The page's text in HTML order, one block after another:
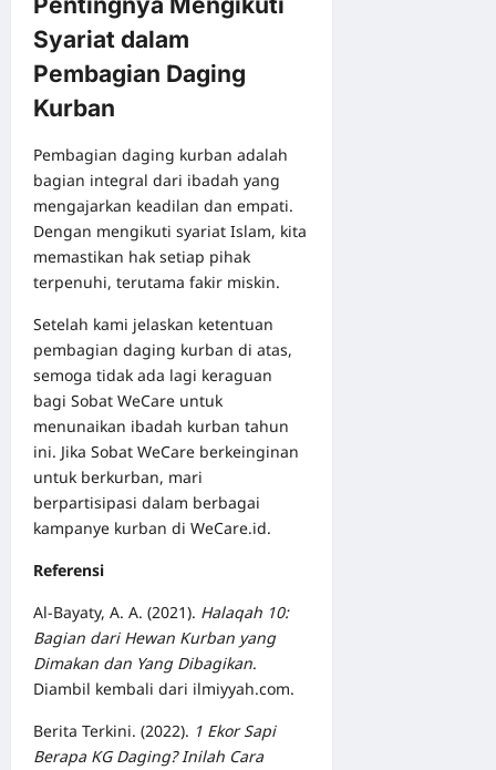
Syariat dalam
Pembagian Daging
Kurban
Pembagian daging kurban adalah
bagian integral dari ibadah yang
mengajarkan keadilan dan empati.
Dengan mengikuti syariat Islam, kita
memastikan hak setiap pihak
terpenuhi, terutama fakir miskin.
Setelah kami jelaskan ketentuan
pembagian daging kurban di atas,
semoga tidak ada lagi keraguan
bagi Sobat WeCare untuk
menunaikan ibadah kurban tahun
ini. Jika Sobat WeCare berkeinginan
untuk berkurban, mari
berpartisipasi dalam berbagai
kampanye kurban di WeCare.id.
Referensi
Al-Bayaty, A. A. (2021). Halaqah 10:
Bagian dari Hewan Kurban yang
Dimakan dan Yang Dibagikan.
Diambil kembali dari ilmiyyah.com.
Berita Terkini. (2022). 1 Ekor Sapi
Berapa KG Daging? Inilah Cara